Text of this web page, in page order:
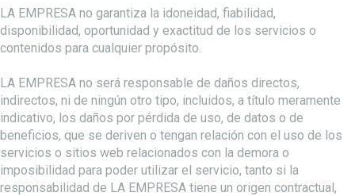
LA EMPRESA no garantiza la idoneidad, fiabilidad,
disponibilidad, oportunidad y exactitud de los servicios o
contenidos para cualquier propósito.
LA EMPRESA no será responsable de daños directos,
indirectos, ni de ningún otro tipo, incluidos, a título meramente
indicativo, los daños por pérdida de uso, de datos o de
beneficios, que se deriven o tengan relación con el uso de los
servicios o sitios web relacionados con la demora o
imposibilidad para poder utilizar el servicio, tanto si la
responsabilidad de LA EMPRESA tiene un origen contractual,